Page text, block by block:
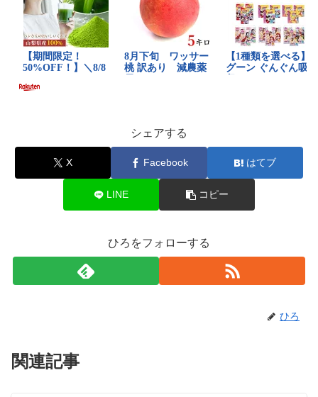
シェアする
X Facebook はてブ
LINE コピー
ひろをフォローする
ひろ
関連記事